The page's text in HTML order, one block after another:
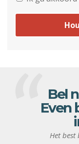
Bel
Even
Het best